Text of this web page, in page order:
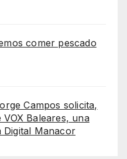
comer pescado
Campos solicita,
Baleares, una
Digital Manacor